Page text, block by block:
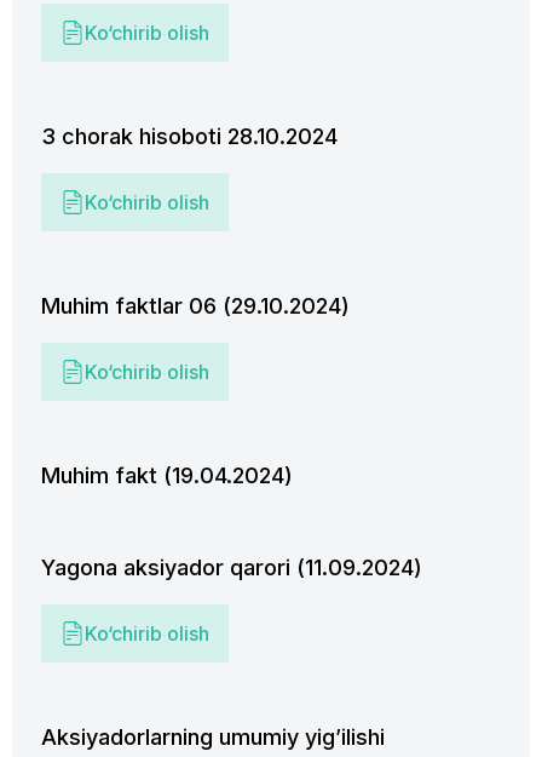
Ko‘chirib olish
3 chorak hisoboti 28.10.2024
Ko‘chirib olish
Muhim faktlar 06 (29.10.2024)
Ko‘chirib olish
Muhim fakt (19.04.2024)
Yagona aksiyador qarori (11.09.2024)
Ko‘chirib olish
Aksiyadorlarning umumiy yig’ilishi